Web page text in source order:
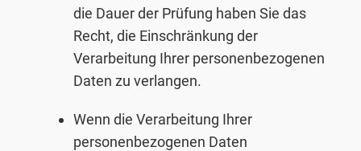
die Dauer der Prüfung haben Sie das
Recht, die Einschränkung der
Verarbeitung Ihrer personenbezogenen
Daten zu verlangen.
Wenn die Verarbeitung Ihrer
personenbezogenen Daten